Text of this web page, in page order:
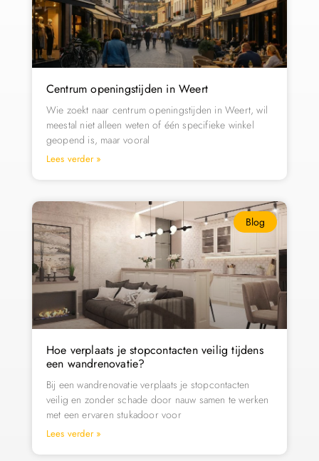
Centrum openingstijden in Weert
Wie zoekt naar centrum openingstijden in Weert, wil
meestal niet alleen weten of één specifieke winkel
geopend is, maar vooral
Lees verder »
Blog
Hoe verplaats je stopcontacten veilig tijdens
een wandrenovatie?
Bij een wandrenovatie verplaats je stopcontacten
veilig en zonder schade door nauw samen te werken
met een ervaren stukadoor voor
Lees verder »